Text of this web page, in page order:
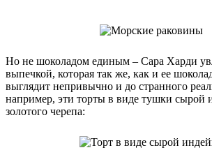
Но не шоколадом единым – Сара Харди
выпечкой, которая так же, как и ее
выглядит непривычно и до странного
например, эти торты в виде тушки сырой
золотого черепа: